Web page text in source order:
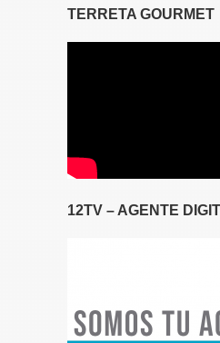
TERRETA GOURMET
12TV – AGENTE